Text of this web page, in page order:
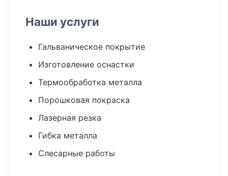
Наши услуги
Гальваническое покрытие
Изготовление оснастки
Термообработка металла
Порошковая покраска
Лазерная резка
Гибка металла
Слесарные работы